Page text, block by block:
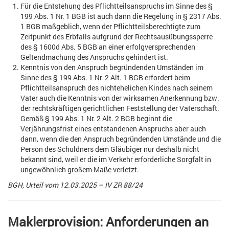
Für die Entstehung des Pflichtteilsanspruchs im Sinne des §
199 Abs. 1 Nr. 1 BGB ist auch dann die Regelung in § 2317 Abs.
1 BGB maßgeblich, wenn der Pflichtteilsberechtigte zum
Zeitpunkt des Erbfalls aufgrund der Rechtsausübungssperre
des § 1600d Abs. 5 BGB an einer erfolgversprechenden
Geltendmachung des Anspruchs gehindert ist.
Kenntnis von den Anspruch begründenden Umständen im
Sinne des § 199 Abs. 1 Nr. 2 Alt. 1 BGB erfordert beim
Pflichtteilsanspruch des nichtehelichen Kindes nach seinem
Vater auch die Kenntnis von der wirksamen Anerkennung bzw.
der rechtskräftigen gerichtlichen Feststellung der Vaterschaft.
Gemäß § 199 Abs. 1 Nr. 2 Alt. 2 BGB beginnt die
Verjährungsfrist eines entstandenen Anspruchs aber auch
dann, wenn die den Anspruch begründenden Umstände und die
Person des Schuldners dem Gläubiger nur deshalb nicht
bekannt sind, weil er die im Verkehr erforderliche Sorgfalt in
ungewöhnlich großem Maße verletzt.
BGH, Urteil vom 12.03.2025 – IV ZR 88/24
Maklerprovision: Anforderungen an